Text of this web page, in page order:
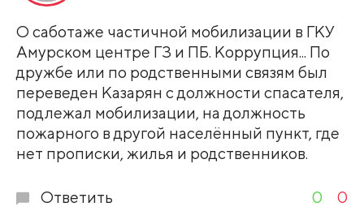
Развернуть все
О саботаже частичной мобилизации в ГКУ
Амурском центре ГЗ и ПБ. Коррупция... По
дружбе или по родственными связям был
переведен Казарян с должности спасателя,
подлежал мобилизации, на должность
пожарного в другой населённый пункт, где
нет прописки, жилья и родственников.
Ответить 0 0